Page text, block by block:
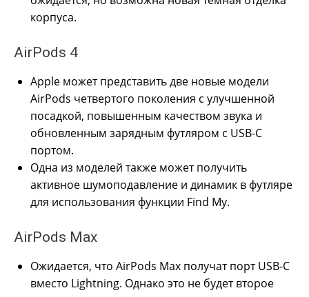
корпуса.
AirPods 4
Apple может представить две новые модели
AirPods четвертого поколения с улучшенной
посадкой, повышенным качеством звука и
обновленным зарядным футляром с USB-C
портом.
Одна из моделей также может получить
активное шумоподавление и динамик в футляре
для использования функции Find My.
AirPods Max
Ожидается, что AirPods Max получат порт USB-C
вместо Lightning. Однако это не будет второе